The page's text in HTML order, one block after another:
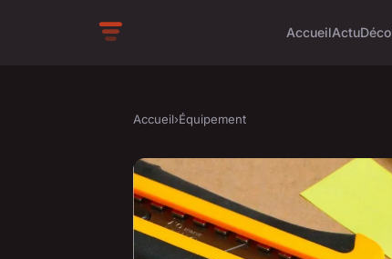
AccueilActuDéco
Accueil›Équipement